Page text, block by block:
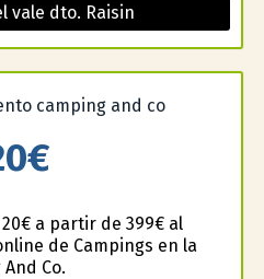
vale dto. Raisin
a partir de 399€ al
de Campings en la
Co.